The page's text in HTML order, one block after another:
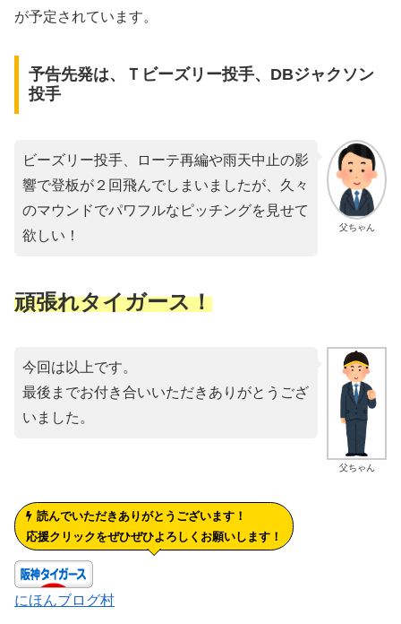
が予定されています。
予告先発は、Ｔビーズリー投手、DBジャクソン
投手
父ちゃん
ビーズリー投手、ローテ再編や雨天中止の影
響で登板が２回飛んでしまいましたが、久々
のマウンドでパワフルなピッチングを見せて
欲しい！
頑張れタイガース！
父ちゃん
今回は以上です。
最後までお付き合いいただきありがとうござ
いました。
読んでいただきありがとうございます！
応援クリックをぜひぜひよろしくお願いします！
にほんブログ村